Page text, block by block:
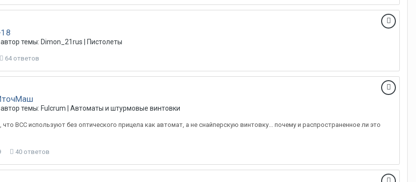
темы: Dimon_21rus | Пистолеты
64 ответов
темы: Fulcrum | Автоматы и штурмовые винтовки
что ВСС используют без оптического прицела как автомат, а не снайперскую винтовку... почему и распространенное ли это
40 ответов